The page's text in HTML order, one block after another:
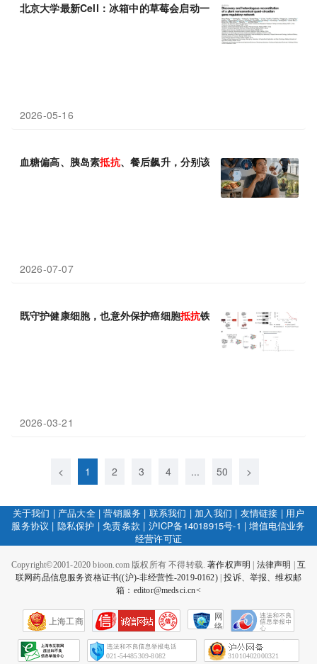
北京大学最新Cell：冰箱中的草莓会启动一套全新“生物钟”，维持
2026-05-16
血糖偏高、胰岛素抵抗、餐后飙升，分别该吃什么稳糖补充剂？8
2026-07-07
既守护健康细胞，也意外保护癌细胞抵抗铁死亡
2026-03-21
< 1 2 3 4 ... 50 >
关于我们 | 产品大全|营销服务 | 联系我们 | 加入我们 | 友情链接 | 用户
服务协议 | 隐私保护 |免责条款 | 沪ICP备14018915号-1 |增值电信业务
经营许可证
Copyright©2001-2020 bioon.com 版权所有 不得转载.著作权声明 法律声明
互
联网药品信息服务资格证书((沪)-非经营性-2019-0162)|投诉、举报、维权邮
箱：editor@medsci.cn<
上海工商
网
络
会
征
021-54485309-8082 31010402000321